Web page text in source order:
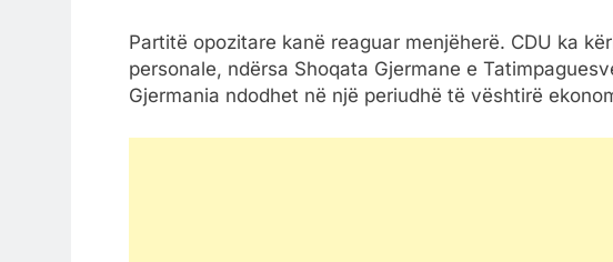
Partitë opozitare kanë reaguar menjëherë. CDU ka
personale, ndërsa Shoqata Gjermane e
Gjermania ndodhet në një periudhë të vështirë